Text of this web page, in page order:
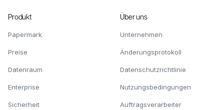
Produkt
Papermark
Preise
Datenraum
Enterprise
Sicherheit
Über uns
Unternehmen
Änderungsprotokoll
Datenschutzrichtlinie
Nutzungsbedingungen
Auftragsverarbeiter